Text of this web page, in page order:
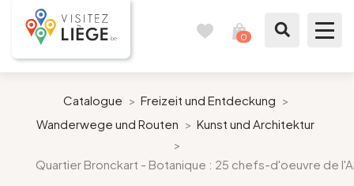
0
Wie ein Bürger von Lüttich
Meinen Aufenthalt vorbereiten
Catalogue > Freizeit und Entdeckung >
Wanderwege und Routen > Kunst und Architektur
>
Quartier Bronckart - Botanique : 25 chefs-d'oeuvre de